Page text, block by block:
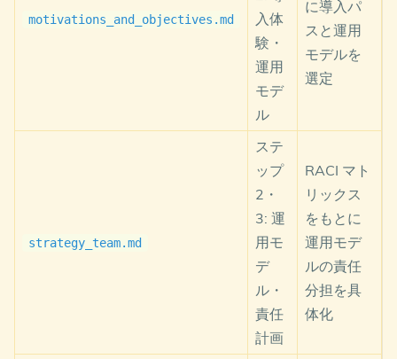
    Governance -->|成果物| DA
    Expert -.->|フォーマット評価| Strategy
    Expert -.->|フォーマット評価| Governance
    Expert -.->|フォーマット評価| Platform
    Expert -.->|フォーマット評価| Operations
    Expert -.->|フォーマット評価| Security
    HR -.->|ビジネス評価| Strategy
    HR -.->|ビジネス評価| Platform
    HR -.->|ビジネス評価| Operations
    HR -.->|ビジネス評価| Security
    HR -.->|ビジネス評価| CCoE
motivations_and_objectives.md
入体
験・
運用
モデ
ル
に導入パ
スと運用
モデルを
選定
strategy_team.md
ステ
ップ
2・
3: 運
用モ
デ
ル・
責任
計画
RACI マト
リックス
をもとに
運用モデ
ルの責任
分担を具
体化